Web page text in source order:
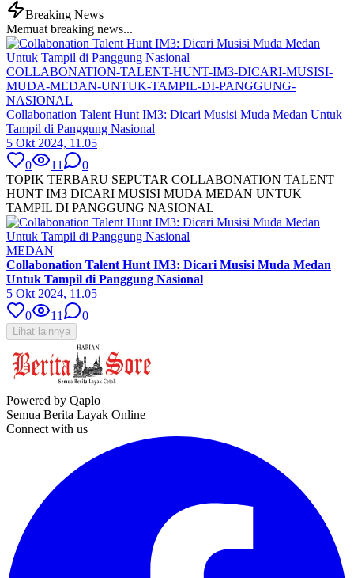
Breaking News
Memuat breaking news...
COLLABONATION-TALENT-HUNT-IM3-DICARI-MUSISI-
MUDA-MEDAN-UNTUK-TAMPIL-DI-PANGGUNG-
NASIONAL
Collabonation Talent Hunt IM3: Dicari Musisi Muda Medan Untuk
Tampil di Panggung Nasional
5 Okt 2024, 11.05
0
11
0
TOPIK TERBARU SEPUTAR COLLABONATION TALENT
HUNT IM3 DICARI MUSISI MUDA MEDAN UNTUK
TAMPIL DI PANGGUNG NASIONAL
MEDAN
Collabonation Talent Hunt IM3: Dicari Musisi Muda Medan
Untuk Tampil di Panggung Nasional
5 Okt 2024, 11.05
0
11 0
Lihat lainnya
Powered by Qaplo
Semua Berita Layak Online
Connect with us